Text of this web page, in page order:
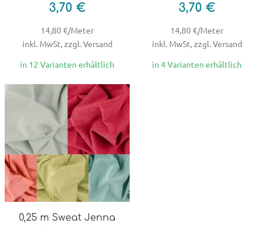
3,70 €
14,80 €/Meter
inkl. MwSt, zzgl. Versand
in 12 Varianten erhältlich
3,70 €
14,80 €/Meter
inkl. MwSt, zzgl. Versand
in 4 Varianten erhältlich
0,25 m Sweat Jenna